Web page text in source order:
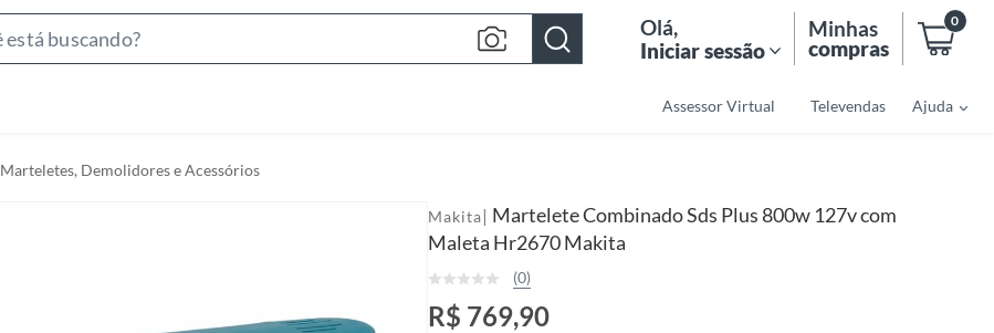
h
Olá,
Iniciar sessão
Minhas
compras
0
Assessor Virtual Televendas Ajuda
Marteletes, Demolidores e Acessórios
Makita| Martelete Combinado Sds Plus 800w 127v com
Maleta Hr2670 Makita
(0)
R$ 769,90